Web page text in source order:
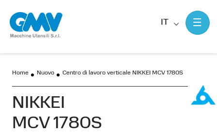
IT
Home Nuovo Centro di lavoro verticale NIKKEI MCV 1780S
NIKKEI
MCV 1780S